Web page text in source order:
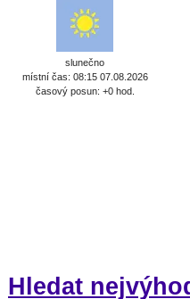
slunečno
místní čas: 08:15 07.08.2026
časový posun: +0 hod.
Hledat